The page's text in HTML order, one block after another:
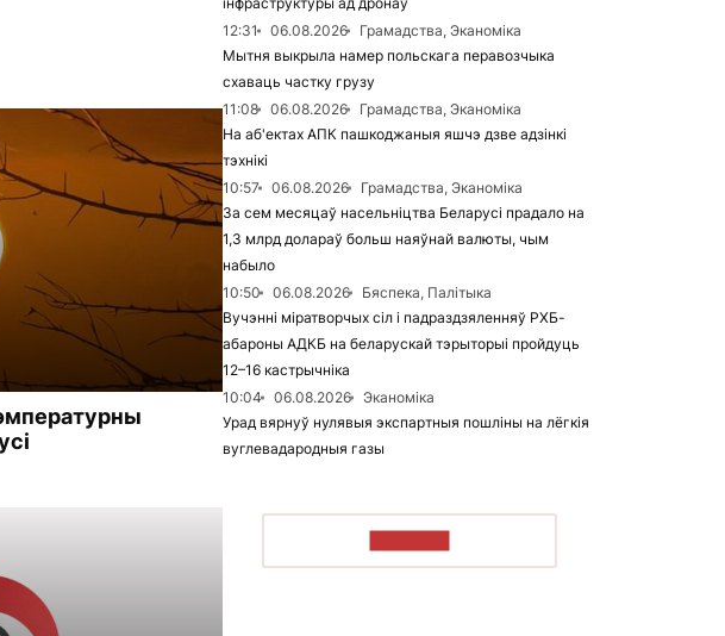
12:31
06.08.2026
Грамадства, Эканоміка
Мытня выкрыла намер польскага перавозчыка
схаваць частку грузу
11:08
06.08.2026
Грамадства, Эканоміка
На аб'ектах АПК пашкоджаныя яшчэ дзве адзінкі
тэхнікі
10:57
06.08.2026
Грамадства, Эканоміка
За сем месяцаў насельніцтва Беларусі прадало на
1,3 млрд долараў больш наяўнай валюты, чым
набыло
10:50
06.08.2026
Бяспека, Палітыка
Вучэнні міратворчых сіл і падраздзяленняў РХБ-
абароны АДКБ на беларускай тэрыторыі пройдуць
12–16 кастрычніка
10:04
06.08.2026
Эканоміка
Урад вярнуў нулявыя экспартныя пошліны на лёгкія
вуглевадародныя газы